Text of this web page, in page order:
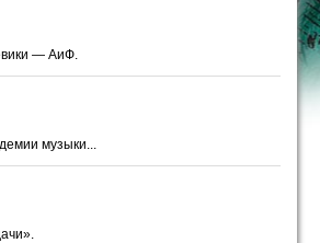
— АиФ.
музыки...